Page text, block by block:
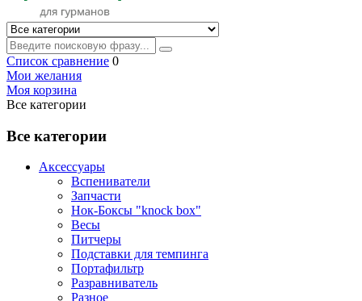
Список сравнение 0
Мои желания
Моя корзина
Все категории
Все категории
Аксессуары
Вспениватели
Запчасти
Нок-Боксы "knock box"
Весы
Питчеры
Подставки для темпинга
Портафильтр
Разравниватель
Разное